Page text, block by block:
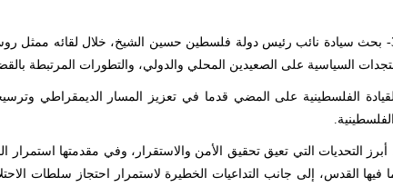
رام الله- 31/05/2026- بحث سيادة نائب رئيس دولة فلسطين حسين الشيخ، خلال لقائه
السياسية على الصعيدين المحلي والدولي، والتطورات المرتبطة
الفلسطينية على المضي قدما في تعزيز المسار الديمقراطي
التحديات التي تعيق تحقيق الأمن والاستقرار، وفي مقدمتها
فيها القدس، إلى جانب التداعيات الخطيرة لاستمرار احتجاز سلطات